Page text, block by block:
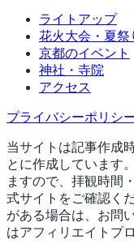
ライトアップ
花火大会・夏祭
京都のイベント
神社・寺院
アクセス
プライバシーポリシ
当サイトは記事作成
とに作成しています
ますので、拝観時間
式サイトをご確認く
がある場合は、お問
はアフィリエイトプ